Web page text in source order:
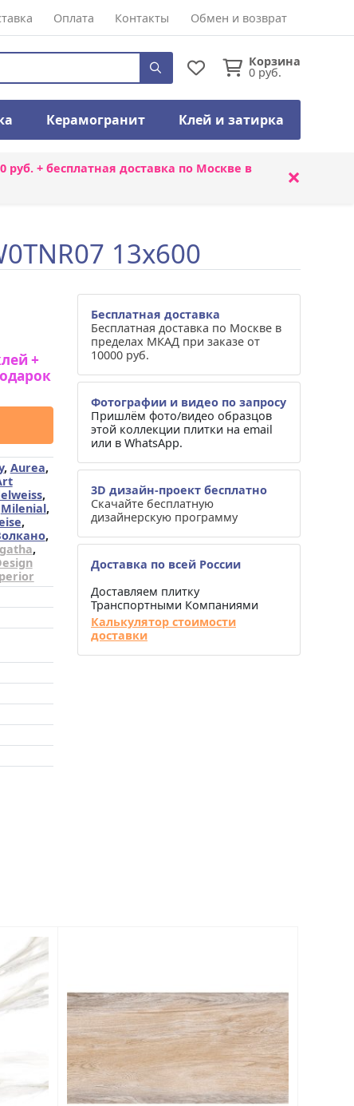
Оплата Контакты Обмен и возврат
Корзина
0 руб.
Керамогранит Клей и затирка
руб. + бесплатная доставка по Москве в
×
13x600
+
, Aurea,
,
Milenial,
,
,
,
Бесплатная доставка
Бесплатная доставка по Москве в
пределах МКАД при заказе от
10000 руб.
Фотографии и видео по запросу
Пришлём фото/видео образцов
этой коллекции плитки на email
или в WhatsApp.
3D дизайн-проект бесплатно
Скачайте бесплатную
дизайнерскую программу
Доставка по всей России
Доставляем плитку
Транспортными Компаниями
Калькулятор стоимости
доставки